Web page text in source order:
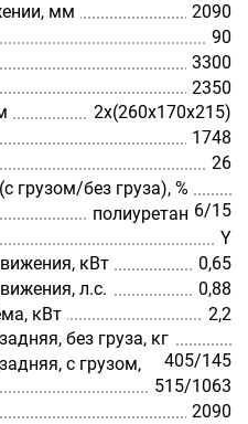
мм
2090
90
3300
2350
2х(260х170х215)
1748
26
грузом/без груза), %
6/15
полиуретан
Y
кВт
0,65
л.с.
0,88
кВт
2,2
без груза, кг
405/145
с грузом,
515/1063
2090